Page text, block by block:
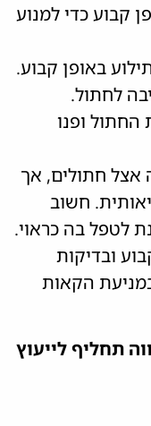
קבוע כדי למנוע
באופן קבוע.
לחתול.
החתול ופנו
אצל חתולים, אך
חשוב
לטפל בה כראוי.
ובדיקות
במניעת הקאות
תחליף לייעוץ